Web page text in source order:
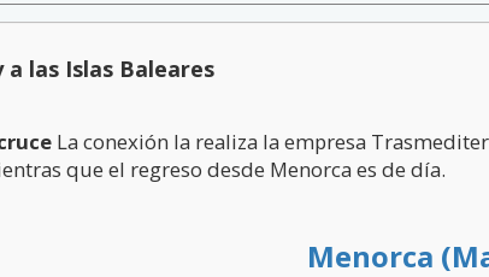
las Islas Baleares
La conexión la realiza la empresa
que el regreso desde Menorca es de día.
Menorca